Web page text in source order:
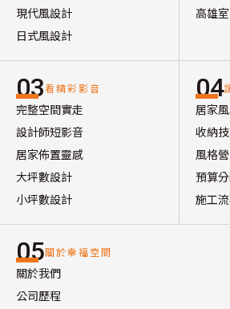
現代風設計
日式風設計
高雄
03看精彩影音
完整空間實走
設計師短影音
居家佈置靈感
大坪數設計
小坪數設計
04
居家
收納
風格
預算
施工
05關於幸福空間
關於我們
公司歷程